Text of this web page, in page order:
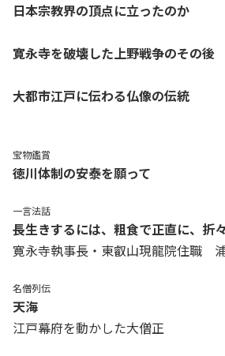
日本宗教界の頂点に立ったのか
寛永寺を破壊した上野戦争のその後
大都市江戸に伝わる仏像の伝統
宝物鑑賞
徳川体制の安泰を願って
一言法話
長生きするには、粗食で正直に、折
寛永寺執事長・東叡山現龍院住職
名僧列伝
天海
江戸幕府を動かした大僧正